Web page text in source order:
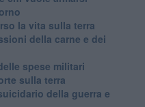
la vita sulla terra
della carne e dei
spese militari
sulla terra
della guerra e